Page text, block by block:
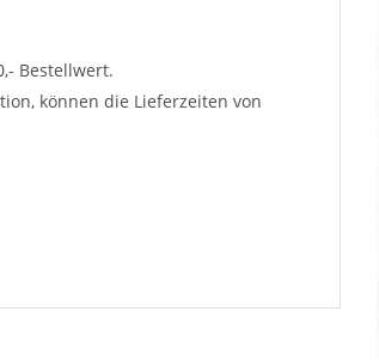
Bestellwert.
können die Lieferzeiten von